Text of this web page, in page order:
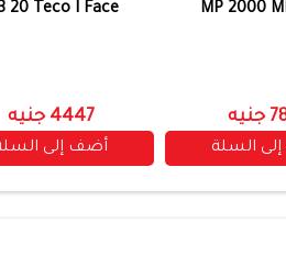
MP 2000
السلة
20 Teco I Face
4447 جنيه
أضف إلى